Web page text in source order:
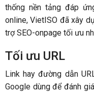
thống nền tảng đáp
online, VietISO đã xây
trợ SEO-onpage tối ưu
Tối ưu URL
Link hay đường dẫn
Google dùng để đánh